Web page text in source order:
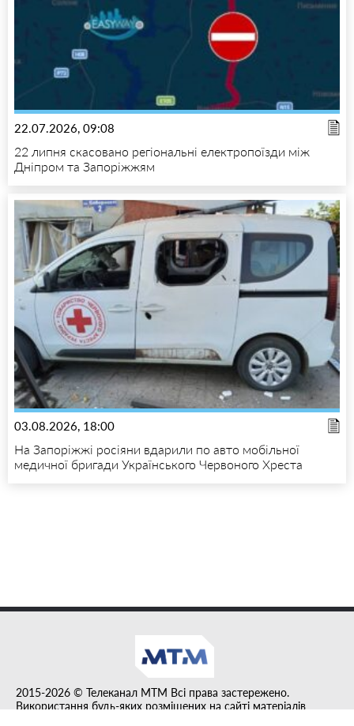
22.07.2026, 09:08
22 липня скасовано регіональні електропоїзди між
Дніпром та Запоріжжям
03.08.2026, 18:00
На Запоріжжі росіяни вдарили по авто мобільної
медичної бригади Українського Червоного Хреста
2015-2026 © Телеканал MTM Всі права застережено.
Використання будь-яких розміщених на сайті матеріалів